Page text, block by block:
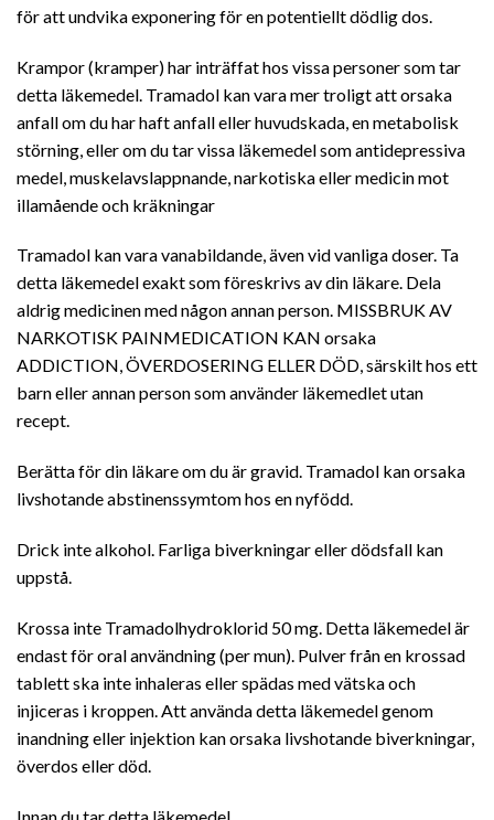
för att undvika exponering för en potentiellt dödlig dos.
Krampor (kramper) har inträffat hos vissa personer som tar
detta läkemedel. Tramadol kan vara mer troligt att orsaka
anfall om du har haft anfall eller huvudskada, en metabolisk
störning, eller om du tar vissa läkemedel som antidepressiva
medel, muskelavslappnande, narkotiska eller medicin mot
illamående och kräkningar
Tramadol kan vara vanabildande, även vid vanliga doser. Ta
detta läkemedel exakt som föreskrivs av din läkare. Dela
aldrig medicinen med någon annan person. MISSBRUK AV
NARKOTISK PAINMEDICATION KAN orsaka
ADDICTION, ÖVERDOSERING ELLER DÖD, särskilt hos ett
barn eller annan person som använder läkemedlet utan
recept.
Berätta för din läkare om du är gravid. Tramadol kan orsaka
livshotande abstinenssymtom hos en nyfödd.
Drick inte alkohol. Farliga biverkningar eller dödsfall kan
uppstå.
Krossa inte Tramadolhydroklorid 50 mg. Detta läkemedel är
endast för oral användning (per mun). Pulver från en krossad
tablett ska inte inhaleras eller spädas med vätska och
injiceras i kroppen. Att använda detta läkemedel genom
inandning eller injektion kan orsaka livshotande biverkningar,
överdos eller död.
Innan du tar detta läkemedel